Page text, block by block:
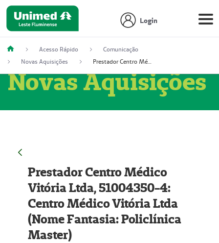
Login
Acesso Rápido
Comunicação
Novas Aquisições
Prestador Centro Médico Vitória Ltda, 51004350-4: Centro Médico Vitória Ltda (Nome Fantasia: Policlínica Master)
Novas Aquisições
Prestador Centro Médico
Vitória Ltda, 51004350-4:
Centro Médico Vitória Ltda
(Nome Fantasia: Policlínica
Master)